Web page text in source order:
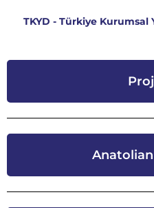
TKYD - Türkiye